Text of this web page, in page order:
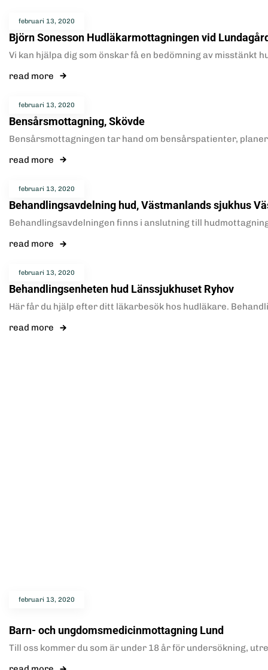
februari 13, 2020
Björn Sonesson Hudläkarmottagningen vid
Vi kan hjälpa dig som önskar få en bedömning av misstänkt
read more
februari 13, 2020
Bensårsmottagning, Skövde
Bensårsmottagningen tar hand om bensårspatienter,
read more
februari 13, 2020
Behandlingsavdelning hud, Västmanlands sjukhus
Behandlingsavdelningen finns i anslutning till
read more
februari 13, 2020
Behandlingsenheten hud Länssjukhuset Ryhov
Här får du hjälp efter ditt läkarbesök hos hudläkare.
read more
februari 13, 2020
Barn- och ungdomsmedicinmottagning Lund
Till oss kommer du som är under 18 år för undersökning,